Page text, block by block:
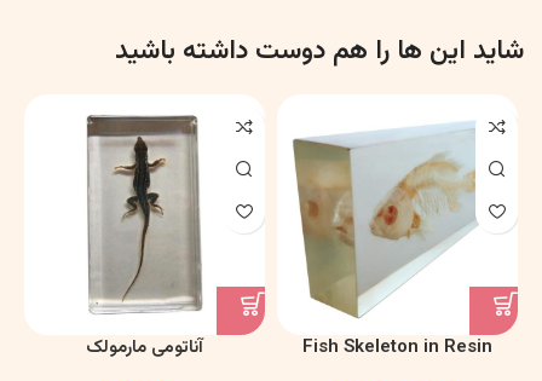
شاید این ها را هم دوست داشته باشید
Fish Skeleton in Resin
آناتومی مارمولک